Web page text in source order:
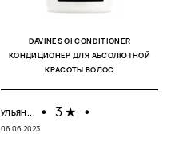
DAVINES OI CONDITIONER
КОНДИЦИОНЕР ДЛЯ АБСОЛЮТНОЙ
КРАСОТЫ ВОЛОС
УЛЬЯН... • 3 ★ •
06.06.2023